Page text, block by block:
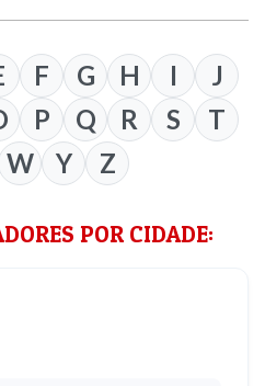
F G H I
J
P Q R S
T
W Y Z
POR CIDADE: